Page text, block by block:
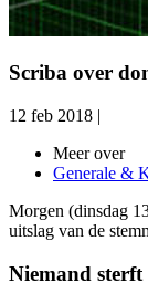
Scriba over
12 feb 2018 |
Meer over
Generale &
Morgen (dinsdag
uitslag van de
Niemand